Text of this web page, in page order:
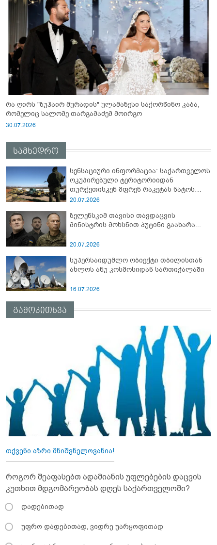
რა ღირს "ზუჰაირ მურადის" ულამაზესი საქორწინო კაბა,
რომელიც სალომე თარგამაძემ მოირგო
30.07.2026
სამხედრო
სენსაციური ინფორმაცია: საქართველოს
ოკუპირებული ტერიტორიიდან
თურქეთისკენ მფრენ რაკეტას ნატოს
სამიტი კინაღამ ჩაუშლია
20.07.2026
ზელენსკიმ თავისი თავდაცვის
მინისტრის მოხსნით პუტინი გაახარა...
20.07.2026
სუპერსაიდუმლო ობიექტი თბილისთან
ახლოს ანუ კოსმოსიდან სართიჭალაში
16.07.2026
გამოკითხვა
თქვენი აზრი მნიშვნელოვანია!
როგორ შეაფასებთ ადამიანის უფლებების დაცვის
კუთხით მდგომარეობას დღეს საქართველოში?
დადებითად
უფრო დადებითად, ვიდრე უარყოფითად